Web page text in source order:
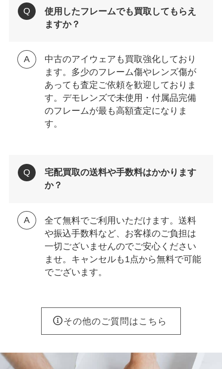
使用したフレームでも買取してもらえ
ますか？
中古のアイウェアも買取強化しており
ます。多少のフレーム傷やレンズ傷が
あっても査定ご依頼を歓迎しておりま
す。デモレンズで未使用・付属品完備
のフレームが最も高額査定になりま
す。
宅配買取の送料や手数料はかかります
か？
全て無料でご利用いただけます。送料
や振込手数料など、お客様のご負担は
一切ございませんのでご安心ください
ませ。キャンセルも1点から無料で可能
でございます。
その他のご質問はこちら